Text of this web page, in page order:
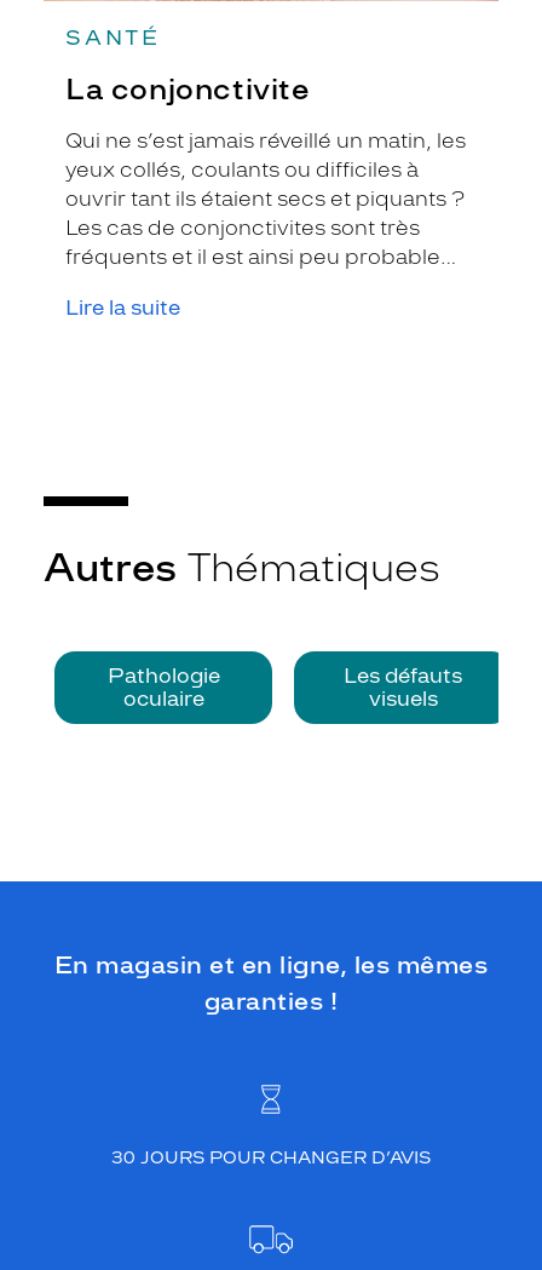
SANTÉ
La conjonctivite
Qui ne s’est jamais réveillé un matin, les
yeux collés, coulants ou difficiles à
ouvrir tant ils étaient secs et piquants ?
Les cas de conjonctivites sont très
fréquents et il est ainsi peu probable
donc quelques conseils pour la traiter
Lire la suite
Autres Thématiques
Pathologie
oculaire
Les défauts
visuels
En magasin et en ligne, les mêmes
garanties !
30 JOURS POUR CHANGER D’AVIS